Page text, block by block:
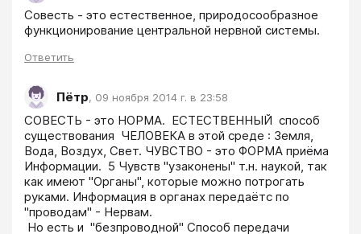
Совесть - это естественное, природосообразное
функционирование центральной нервной системы.
Ответить
Пётр, 09 ноября 2014 г. в 23:58
СОВЕСТЬ - это НОРМА.  ЕСТЕСТВЕННЫЙ  способ
существования  ЧЕЛОВЕКА в этой среде : Земля,
Вода, Воздух, Свет. ЧУВСТВО - это ФОРМА приёма
Информации.  5 Чувств "узаконены" т.н. наукой, так
как имеют "Органы", которые можно потрогать
руками. Информация в органах передаётс по
"проводам" - Нервам.